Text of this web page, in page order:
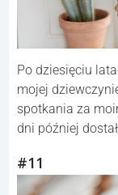
Po dziesięciu
mojej
spotkania za
dni później
#11